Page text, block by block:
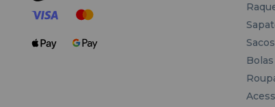
Sacos
Bolas